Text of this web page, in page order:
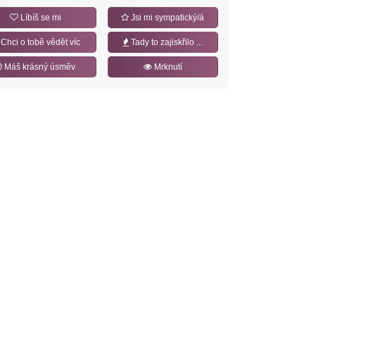
Líbíš se mi Jsi mi sympatický/á
Chci o tobě vědět víc Tady to zajiskřilo ...
Máš krásný úsměv Mrknutí